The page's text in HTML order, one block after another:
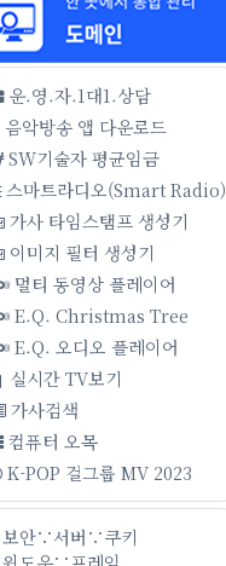
운.영.자.1대1.상담
음악방송 앱 다운로드
SW기술자 평균임금
스마트라디오(Smart Radio)
가사 타임스탬프 생성기
이미지 필터 생성기
멀티 동영상 플레이어
E.Q. Christmas Tree
E.Q. 오디오 플레이어
실시간 TV보기
가사검색
컴퓨터 오목
K-POP 걸그룹 MV 2023
보안∵서버∵쿠키